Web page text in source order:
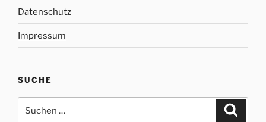
Datenschutz
Impressum
SUCHE
nach: